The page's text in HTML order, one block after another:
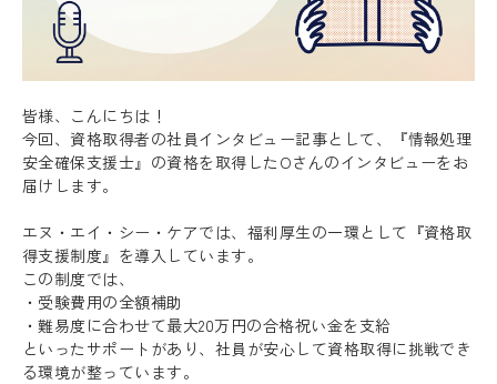
皆様、こんにちは！
今回、資格取得者の社員インタビュー記事として、『情報処理
安全確保支援士』の資格を取得したOさんのインタビューをお
届けします。
エヌ・エイ・シー・ケアでは、福利厚生の一環として『資格取
得支援制度』を導入しています。
この制度では、
・受験費用の全額補助
・難易度に合わせて最大20万円の合格祝い金を支給
といったサポートがあり、社員が安心して資格取得に挑戦でき
る環境が整っています。